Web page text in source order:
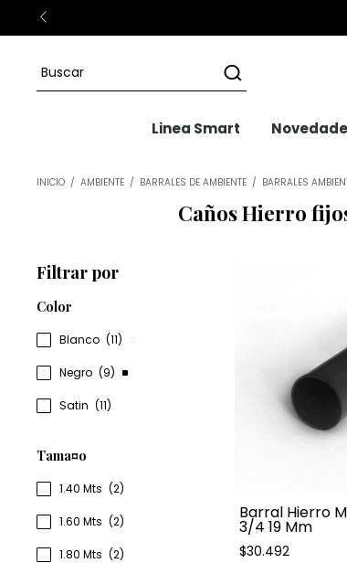
Linea Smart
INICIO / AMBIENTE / BARRALES DE AMBIENTE / BARRALES
Caños Hierro
Filtrar por
Color
Blanco (11)
Negro (9)
Satin (11)
Tama¤o
1.40 Mts (2)
1.60 Mts (2)
1.80 Mts (2)
Barral Hierro
3/4 19 Mm
$30.492